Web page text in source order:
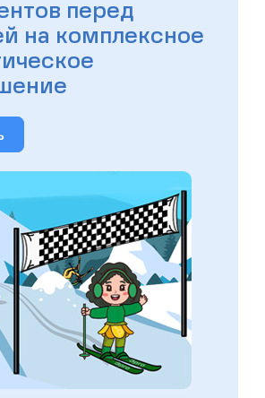
перед
на комплексное